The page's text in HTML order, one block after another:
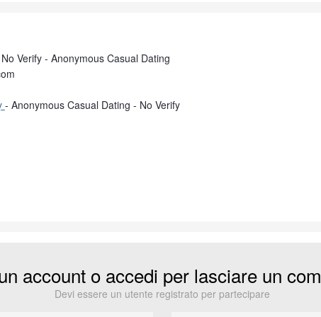
Verify - Anonymous Casual Dating
- Anonymous Casual Dating - No Verify
account o accedi per lasciare un
Devi essere un utente registrato per partecipare